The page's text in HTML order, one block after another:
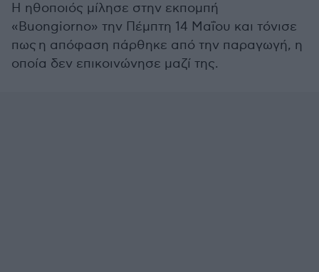
Η ηθοποιός μίλησε στην εκπομπή
«Buongiorno» την Πέμπτη 14 Μαΐου και τόνισε
πως η απόφαση πάρθηκε από την παραγωγή, η
οποία δεν επικοινώνησε μαζί της.